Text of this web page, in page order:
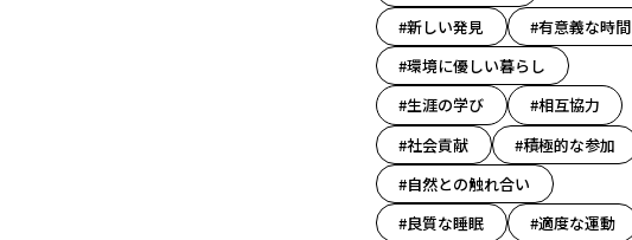
#新しい発見
#有意義な時間
#環境に優しい暮らし
#生涯の学び
#相互協力
#社会貢献
#積極的な参加
#自然との触れ合い
#良質な睡眠
#適度な運動